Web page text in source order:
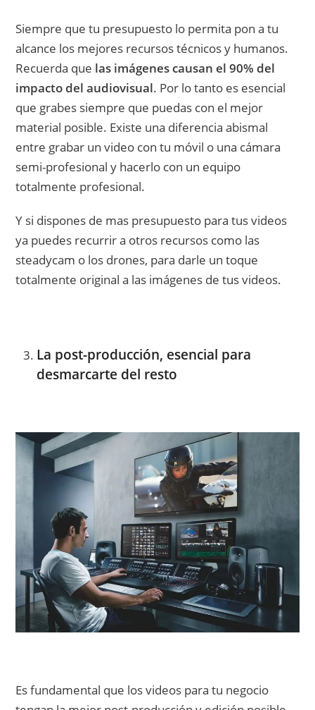
Siempre que tu presupuesto lo permita pon a tu
alcance los mejores recursos técnicos y humanos.
Recuerda que las imágenes causan el 90% del
impacto del audiovisual. Por lo tanto es esencial
que grabes siempre que puedas con el mejor
material posible. Existe una diferencia abismal
entre grabar un video con tu móvil o una cámara
semi-profesional y hacerlo con un equipo
totalmente profesional.
Y si dispones de mas presupuesto para tus videos
ya puedes recurrir a otros recursos como las
steadycam o los drones, para darle un toque
totalmente original a las imágenes de tus videos.
La post-producción, esencial para
desmarcarte del resto
Es fundamental que los videos para tu negocio